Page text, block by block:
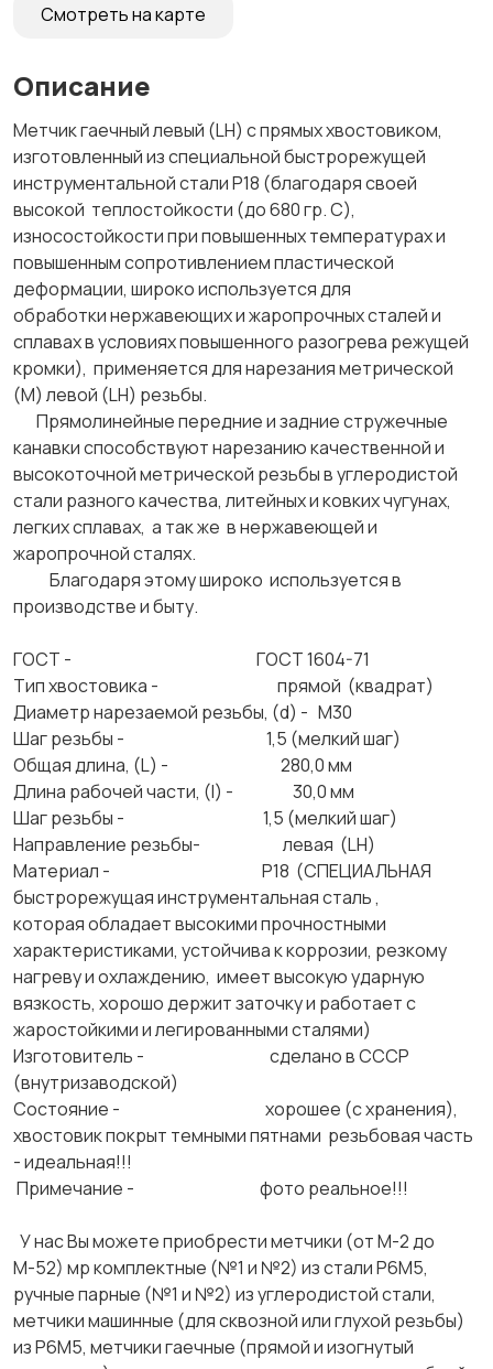
Смотреть на карте
Описание
Метчик гаечный левый (LH) с прямых хвостовиком,
изготовленный из специальной быстрорежущей
инструментальной стали Р18 (благодаря своей
высокой теплостойкости (до 680 гр. С),
износостойкости при повышенных температурах и
повышенным сопротивлением пластической
деформации, широко используется для
обработки нержавеющих и жаропрочных сталей и
сплавах в условиях повышенного разогрева режущей
кромки), применяется для нарезания метрической
(М) левой (LH) резьбы.
Прямолинейные передние и задние стружечные
канавки способствуют нарезанию качественной и
высокоточной метрической резьбы в углеродистой
стали разного качества, литейных и ковких чугунах,
легких сплавах, а так же в нержавеющей и
жаропрочной сталях.
Благодаря этому широко используется в
производстве и быту.
ГОСТ - ГОСТ 1604-71
Тип хвостовика - прямой (квадрат)
Диаметр нарезаемой резьбы, (d) - М30
Шаг резьбы - 1,5 (мелкий шаг)
Общая длина, (L) - 280,0 мм
Длина рабочей части, (l) - 30,0 мм
Шаг резьбы - 1,5 (мелкий шаг)
Направление резьбы- левая (LH)
Материал - Р18 (СПЕЦИАЛЬНАЯ
быстрорежущая инструментальная сталь ,
которая обладает высокими прочностными
характеристиками, устойчива к коррозии, резкому
нагреву и охлаждению, имеет высокую ударную
вязкость, хорошо держит заточку и работает с
жаростойкими и легированными сталями)
Изготовитель - сделано в СССР
(внутризаводской)
Состояние - хорошее (с хранения),
хвостовик покрыт темными пятнами резьбовая часть
- идеальная!!!
Примечание - фото реальное!!!
У нас Вы можете приобрести метчики (от М-2 до
М-52) мр комплектные (№1 и №2) из стали Р6М5,
ручные парные (№1 и №2) из углеродистой стали,
метчики машинные (для сквозной или глухой резьбы)
из Р6М5, метчики гаечные (прямой и изогнутый